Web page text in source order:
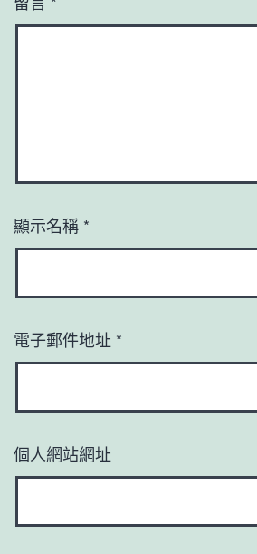
顯示名稱 *
電子郵件地址 *
個人網站網址